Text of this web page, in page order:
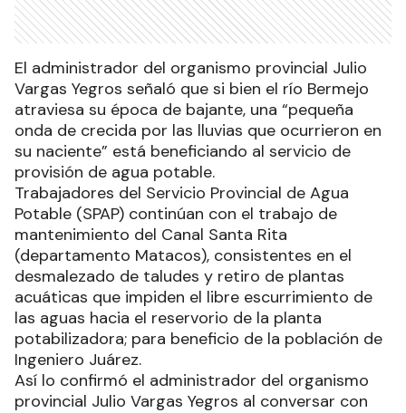
El administrador del organismo provincial Julio
Vargas Yegros señaló que si bien el río Bermejo
atraviesa su época de bajante, una “pequeña
onda de crecida por las lluvias que ocurrieron en
su naciente” está beneficiando al servicio de
provisión de agua potable.
Trabajadores del Servicio Provincial de Agua
Potable (SPAP) continúan con el trabajo de
mantenimiento del Canal Santa Rita
(departamento Matacos), consistentes en el
desmalezado de taludes y retiro de plantas
acuáticas que impiden el libre escurrimiento de
las aguas hacia el reservorio de la planta
potabilizadora; para beneficio de la población de
Ingeniero Juárez.
Así lo confirmó el administrador del organismo
provincial Julio Vargas Yegros al conversar con